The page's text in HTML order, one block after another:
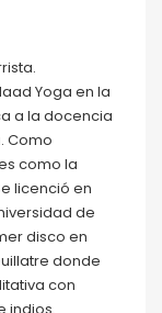
Yoga en la
a la docencia
Como
como la
licenció en
de
disco en
donde
con